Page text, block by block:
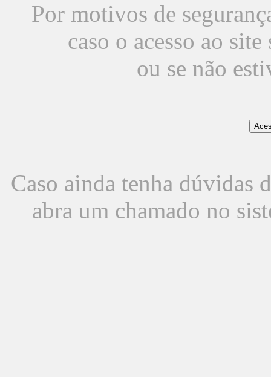
Por motivos de
caso o acesso ao
ou se não
Caso ainda tenha dúvidas
abra um chamado no